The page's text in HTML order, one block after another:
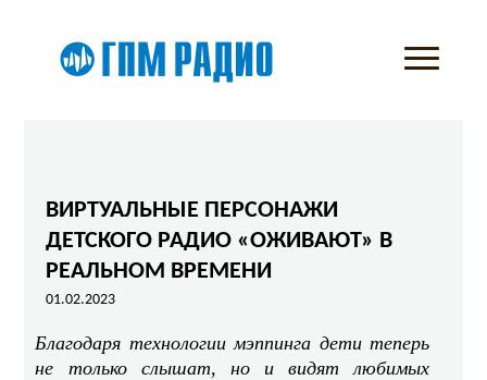
ВИРТУАЛЬНЫЕ ПЕРСОНАЖИ
ДЕТСКОГО РАДИО «ОЖИВАЮТ» В
РЕАЛЬНОМ ВРЕМЕНИ
01.02.2023
Благодаря технологии мэппинга дети теперь
не только слышат, но и видят любимых